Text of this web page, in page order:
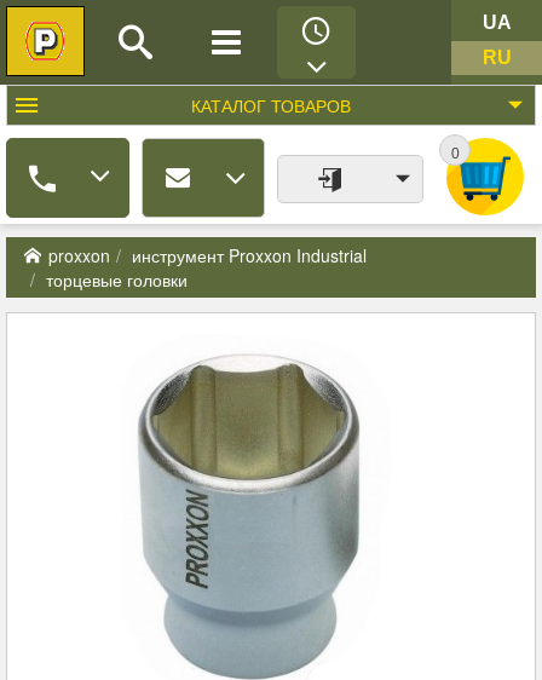
UA
RU
КАТАЛОГ ТОВАРОВ
0
proxxon
инструмент Proxxon Industrial
торцевые головки